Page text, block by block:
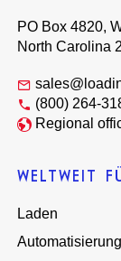
PO Box 4820,
North Carolina
(800) 264-
Regional
WELTWEIT
Laden
Automatisierung